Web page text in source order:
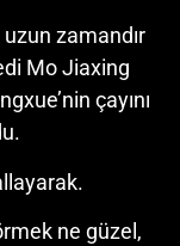
zamandır
Mo Jiaxing
çayını
ne güzel,